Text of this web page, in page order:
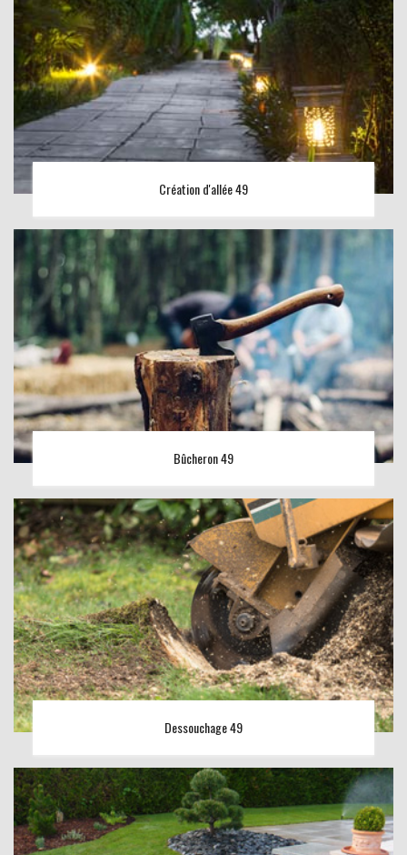
Création d'allée 49
Bûcheron 49
Dessouchage 49